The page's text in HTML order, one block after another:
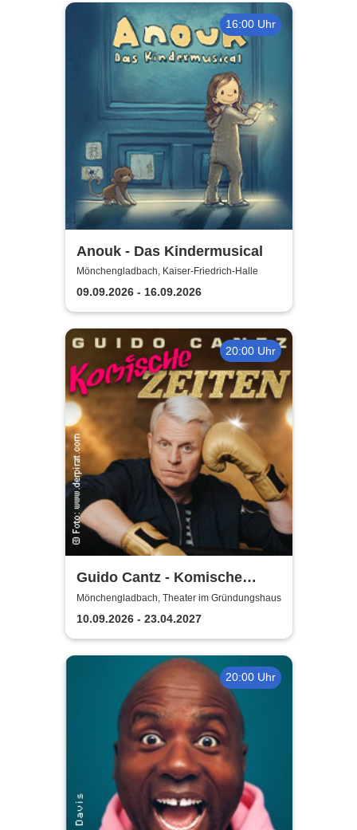
16:00 Uhr
Anouk - Das Kindermusical
Mönchengladbach, Kaiser-Friedrich-Halle
09.09.2026 - 16.09.2026
20:00 Uhr
Guido Cantz - Komische
Zeiten | Das neue Programm
Mönchengladbach, Theater im Gründungshaus
10.09.2026 - 23.04.2027
20:00 Uhr